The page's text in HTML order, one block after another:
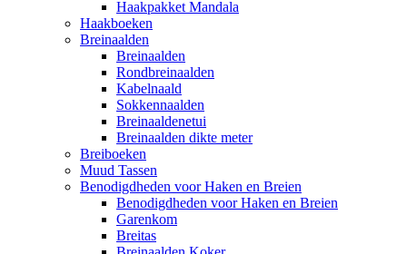
Haakpakket Mandala
Haakboeken
Breinaalden
Breinaalden
Rondbreinaalden
Kabelnaald
Sokkennaalden
Breinaaldenetui
Breinaalden dikte meter
Breiboeken
Muud Tassen
Benodigdheden voor Haken en Breien
Benodigdheden voor Haken en Breien
Garenkom
Breitas